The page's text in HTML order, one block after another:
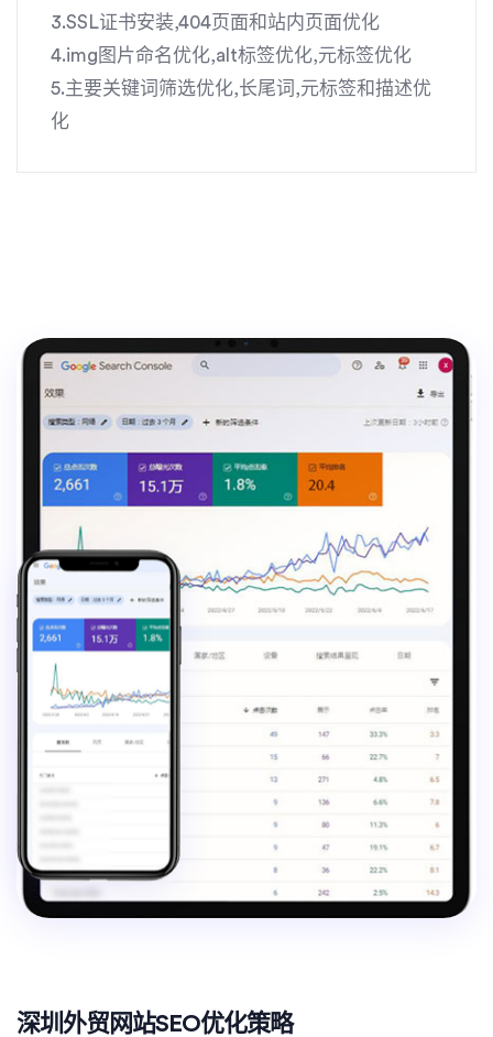
3.SSL证书安装,404页面和站内页面优化
4.img图片命名优化,alt标签优化,元标签优化
5.主要关键词筛选优化,长尾词,元标签和描述优
化
深圳外贸网站SEO优化策略